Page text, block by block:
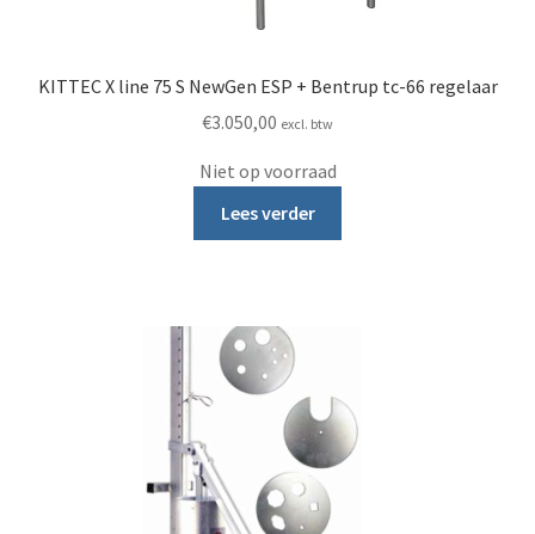
KITTEC X line 75 S NewGen ESP + Bentrup tc-66 regelaar
€3.050,00 excl. btw
Niet op voorraad
Lees verder